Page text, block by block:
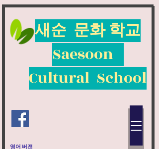
새순 문화 학교
​Saesoon
Cultural School
​영어 버젼